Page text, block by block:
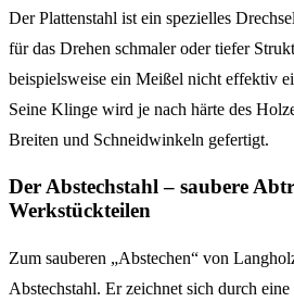
Der Plattenstahl ist ein spezielles
für das Drehen schmaler oder tiefer
beispielsweise ein Meißel nicht effektiv
Seine Klinge wird je nach härte des
Breiten und Schneidwinkeln gefertigt.
Der Abstechstahl – saubere
Werkstückteilen
Zum sauberen „Abstechen“ von
Abstechstahl. Er zeichnet sich durch